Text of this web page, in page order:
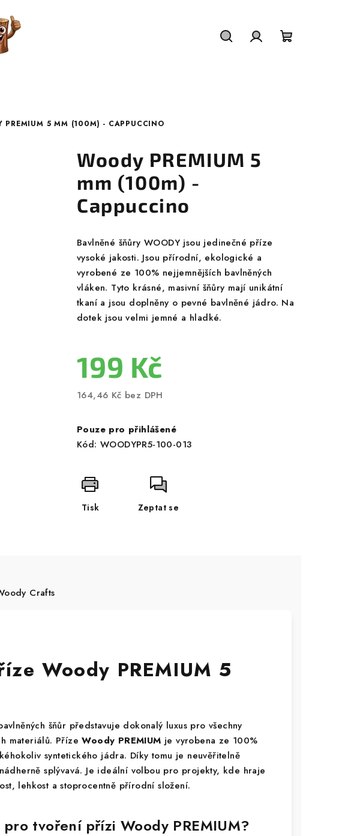
PREMIUM 5 MM (100M) - CAPPUCCINO
Woody PREMIUM 5
mm (100m) -
Cappuccino
Bavlněné šňůry WOODY jsou jedinečné příze
vysoké jakosti. Jsou přírodní, ekologické a
vyrobené ze 100% nejjemnějších bavlněných
vláken. Tyto krásné, masivní šňůry mají unikátní
tkaní a jsou doplněny o pevné bavlněné jádro. Na
dotek jsou velmi jemné a hladké.
199 Kč
164,46 Kč bez DPH
cena:
Pouze pro přihlášené
Kód: WOODYPR5-100-013
Tisk Zeptat se
Crafts
Woody PREMIUM 5
šňůr představuje dokonalý luxus pro všechny
materiálů. PřízeWoody PREMIUM je vyrobena ze 100%
syntetického jádra. Díky tomu je neuvěřitelně
splývavá. Je ideální volbou pro projekty, kde hraje
lehkost a stoprocentně přírodní složení.
tvoření přízi Woody PREMIUM?